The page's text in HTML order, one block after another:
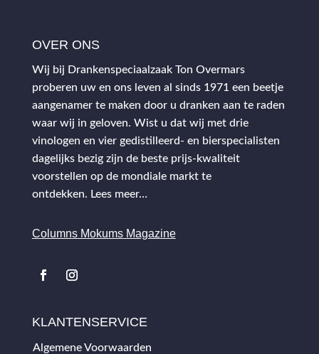
OVER ONS
Wij bij Drankenspeciaalzaak Ton Overmars
proberen uw en ons leven al sinds 1971 een beetje
aangenamer te maken door u dranken aan te raden
waar wij in geloven. Wist u dat wij met drie
vinologen en vier gedistilleerd- en bierspecialisten
dagelijks bezig zijn de beste prijs-kwaliteit
voorstellen op de mondiale markt te
ontdekken. Lees meer…
Columns Mokums Magazine
KLANTENSERVICE
Algemene Voorwaarden